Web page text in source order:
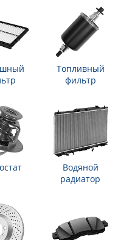
Топливный
фильтр
Водяной
радиатор